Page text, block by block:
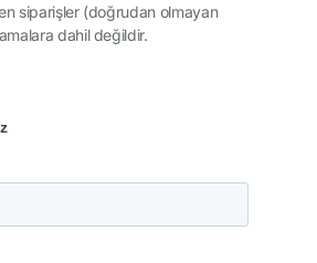
siparişler (doğrudan olmayan
dahil değildir.